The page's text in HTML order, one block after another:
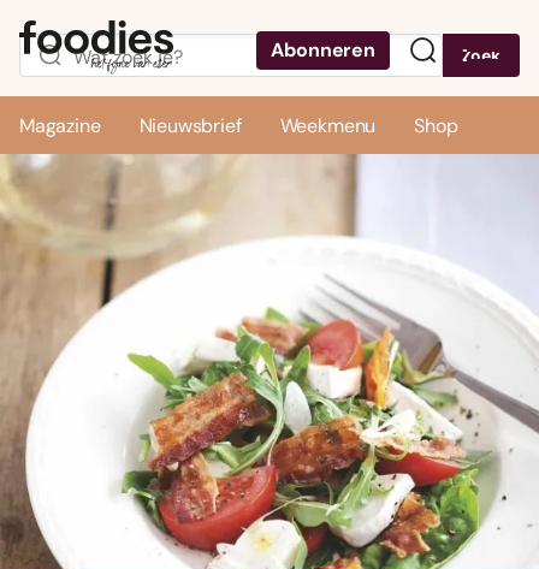
Abonneren Zoek
Magazine Nieuwsbrief Weekmenu Shop